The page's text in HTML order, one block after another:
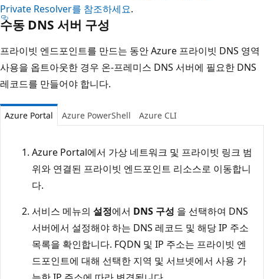
Private Resolver를 참조하세요.
수동 DNS 서버 구성
프라이빗 엔드포인트를 만드는 동안 Azure 프라이빗 DNS 영역
사용을 옵트아웃한 경우 온-프레미스 DNS 서버에 필요한 DNS
레코드를 만들어야 합니다.
Azure Portal Azure PowerShell Azure CLI
Azure Portal에서 가상 네트워크 및 프라이빗 링크 범
위와 연결된 프라이빗 엔드포인트 리소스로 이동합니
다.
서비스 메뉴의 설정에서 DNS 구성 을 선택하여 DNS
서버에서 설정해야 하는 DNS 레코드 및 해당 IP 주소
목록을 확인합니다. FQDN 및 IP 주소는 프라이빗 엔
드포인트에 대해 선택한 지역 및 서브넷에서 사용 가